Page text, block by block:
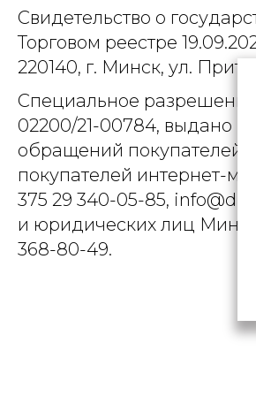
Свидетельство о
Торговом реестре
220140, г. Минск, ул.
Специальное
02200/21-00784, выдано
обращений покупателей
покупателей интернет-
375 29 340-05-85,
и юридических лиц
368-80-49.